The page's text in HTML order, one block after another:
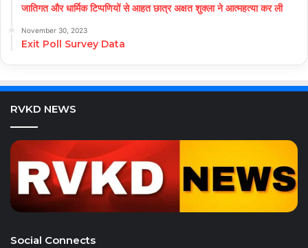
जातिगत और धार्मिक टिप्पणियों से आहत छात्र अक्षत शुक्ला ने आत्महत्या कर ली
November 30, 2023
Exit Poll Survey Data
RVKD NEWS
Social Connects